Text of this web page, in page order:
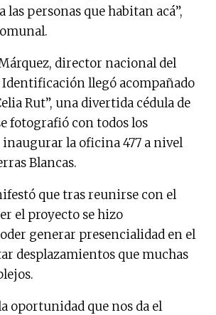
las personas que habitan acá”,
director nacional del
Identificación llegó acompañado
Rut”, una divertida cédula de
fotografió con todos los
inaugurar la oficina 477 a nivel
Blancas.
que tras reunirse con el
el proyecto se hizo
generar presencialidad en el
desplazamientos que muchas
oportunidad que nos da el